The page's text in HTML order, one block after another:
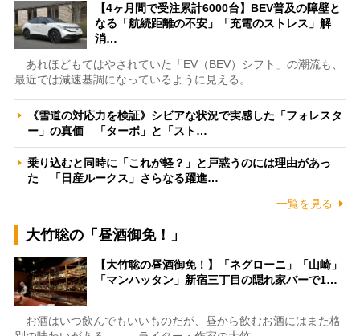
【4ヶ月間で受注累計6000台】BEV普及の障壁と
なる「航続距離の不安」「充電のストレス」解
消…
あれほどもてはやされていた「EV（BEV）シフト」の潮流も、
最近では減速基調になっているように見える。…
《雪道の対応力を検証》シビアな状況で実感した「フォレスタ
ー」の真価 「ターボ」と「スト…
乗り込むと同時に「これが軽？」と戸惑うのには理由があっ
た 「日産ルークス」さらなる躍進…
一覧を見る
大竹聡の「昼酒御免！」
【大竹聡の昼酒御免！】「ネグローニ」「山崎」
「マンハッタン」新宿三丁目の隠れ家バーで1…
お酒はいつ飲んでもいいものだが、昼から飲むお酒にはまた格